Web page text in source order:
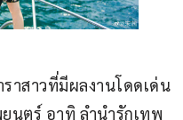
ราสาวที่มีผลงานโดดเด่น
นตร์ อาทิ ลำนำรักเทพ